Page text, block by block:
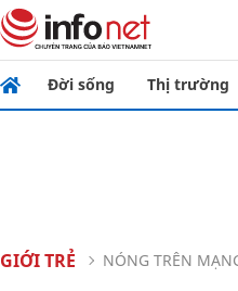
Đời sống Thị trường
GIỚI TRẺ NÓNG TRÊN